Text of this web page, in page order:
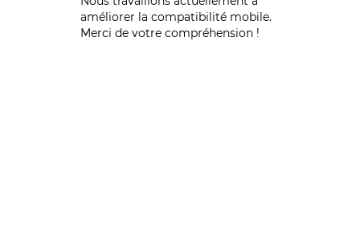
améliorer la compatibilité mobile.
Merci de votre compréhension !